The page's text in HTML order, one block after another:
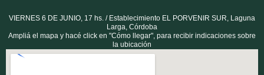
VIERNES 6 DE JUNIO, 17 hs. / Establecimiento EL PORVENIR SUR, Laguna
Larga, Córdoba
Ampliá el mapa y hacé click en "Cómo llegar", para recibir indicaciones sobre
la ubicación